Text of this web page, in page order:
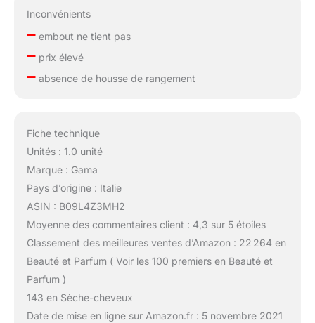
Inconvénients
–embout ne tient pas
–prix élevé
–absence de housse de rangement
Fiche technique
Unités : 1.0 unité
Marque : Gama
Pays d’origine : Italie
ASIN : B09L4Z3MH2
Moyenne des commentaires client : 4,3 sur 5 étoiles
Classement des meilleures ventes d’Amazon : 22 264 en
Beauté et Parfum ( Voir les 100 premiers en Beauté et
Parfum )
143 en Sèche-cheveux
Date de mise en ligne sur Amazon.fr : 5 novembre 2021